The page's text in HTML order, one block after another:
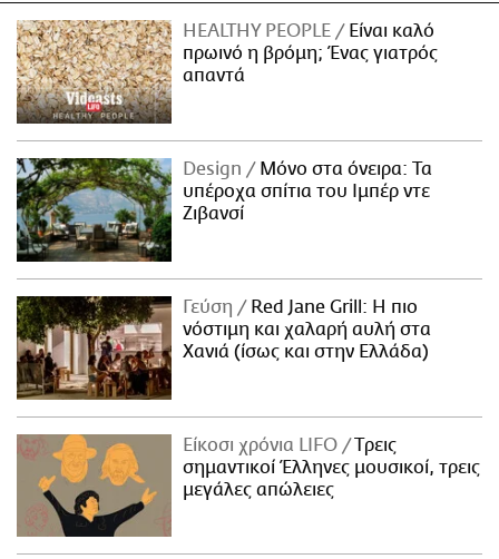
HEALTHY PEOPLE
Είναι καλό
πρωινό η βρόμη; Ένας γιατρός
απαντά
Design
Μόνο στα όνειρα: Τα
υπέροχα σπίτια του Ιμπέρ ντε
Ζιβανσί
Γεύση
Red Jane Grill: Η πιο
νόστιμη και χαλαρή αυλή στα
Χανιά (ίσως και στην Ελλάδα)
Είκοσι χρόνια LIFO
Tρεις
σημαντικοί Έλληνες μουσικοί, τρεις
μεγάλες απώλειες